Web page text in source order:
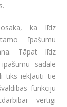
ka līdz
īpašumu
Tāpat līdz
sadale
tiks iekļauti tie
funkciju
vērtīgi